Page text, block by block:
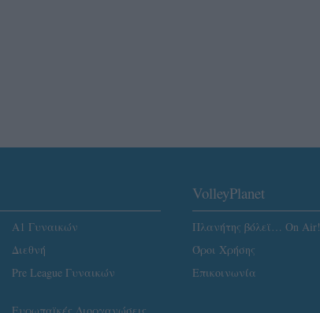
Α1 Γυναικών
Διεθνή
Pre League Γυναικών
VolleyPlanet
Πλανήτης βόλεϊ… On Air!
Όροι Χρήσης
Επικοινωνία